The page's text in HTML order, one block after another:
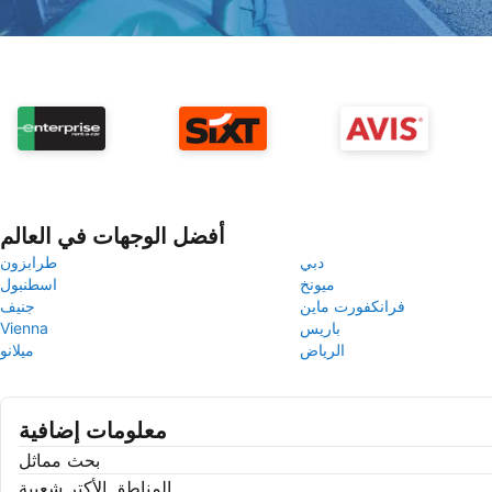
أفضل الوجهات في العالم
طرابزون
دبي
اسطنبول
ميونخ
جنيف
فرانكفورت ماين
Vienna
باريس
ميلانو
الرياض
معلومات إضافية
بحث مماثل
المناطق الأكتر شعبية